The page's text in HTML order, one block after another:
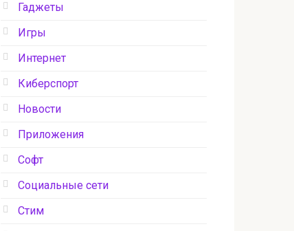
Гаджеты
Игры
Интернет
Киберспорт
Новости
Приложения
Софт
Социальные сети
Стим